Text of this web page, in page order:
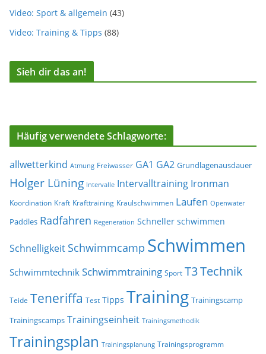
Video: Sport & allgemein (43)
Video: Training & Tipps (88)
Sieh dir das an!
Häufig verwendete Schlagworte:
allwetterkind Atmung Freiwasser GA1 GA2 Grundlagenausdauer
Holger Lüning Intervalle Intervalltraining Ironman
Koordination Kraft Krafttraining Kraulschwimmen Laufen Openwater
Paddles Radfahren Regeneration Schneller schwimmen
Schnelligkeit Schwimmcamp Schwimmen
Schwimmtechnik Schwimmtraining Sport T3Technik
Teide Teneriffa Test Tipps Training Trainingscamp
Trainingscamps Trainingseinheit Trainingsmethodik
Trainingsplan Trainingsplanung Trainingsprogramm